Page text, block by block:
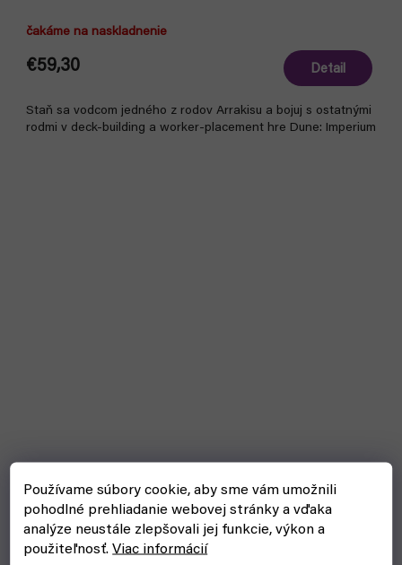
Používame súbory cookie, aby sme vám umožnili
pohodlné prehliadanie webovej stránky a vďaka
analýze neustále zlepšovali jej funkcie, výkon a
použiteľnosť.Viac informácií
čakáme na naskladnenie
€59,30 Detail
Staň sa vodcom jedného z rodov Arrakisu a bojuj s ostatnými
rodmi v deck-building a worker-placement hre Dune: Imperium
Percival (63,5 x 89mm, 55ks) Standard Card Game -
Paladin obaly na karty